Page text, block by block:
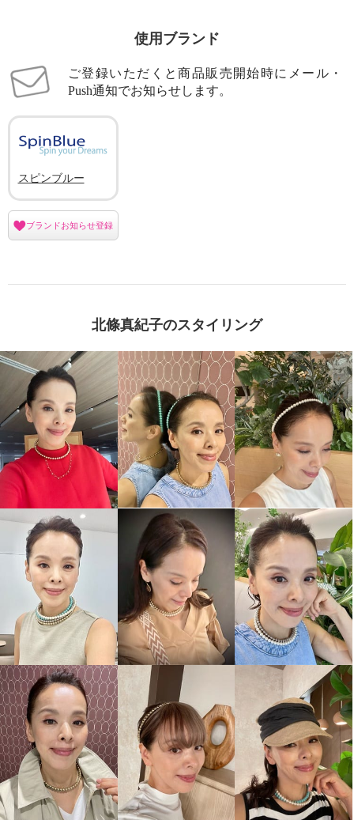
使用ブランド
ご登録いただくと商品販売開始時にメール・
Push通知でお知らせします。
スピンブルー
ブランドお知らせ登録
北條真紀子のスタイリング